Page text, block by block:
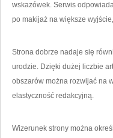
wskazówek. Serwis
po makijaż na większe
Strona dobrze nadaje się
urodzie. Dzięki dużej liczbie
obszarów można rozwijać na
elastyczność redakcyjną.
Wizerunek strony można